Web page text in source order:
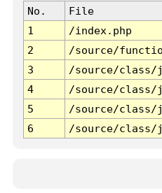
No. File
1
/index.php
2
/source/
3
/source/class/
4
/source/class/
5
/source/class/
6
/source/class/